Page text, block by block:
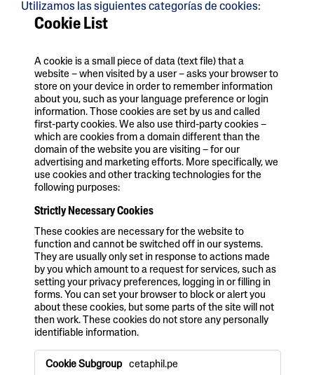
Utilizamos las siguientes categorías de cookies:
Cookie List
A cookie is a small piece of data (text file) that a
website – when visited by a user – asks your browser to
store on your device in order to remember information
about you, such as your language preference or login
information. Those cookies are set by us and called
first-party cookies. We also use third-party cookies –
which are cookies from a domain different than the
domain of the website you are visiting – for our
advertising and marketing efforts. More specifically, we
use cookies and other tracking technologies for the
following purposes:
Strictly Necessary Cookies
These cookies are necessary for the website to
function and cannot be switched off in our systems.
They are usually only set in response to actions made
by you which amount to a request for services, such as
setting your privacy preferences, logging in or filling in
forms. You can set your browser to block or alert you
about these cookies, but some parts of the site will not
then work. These cookies do not store any personally
identifiable information.
cetaphil.pe